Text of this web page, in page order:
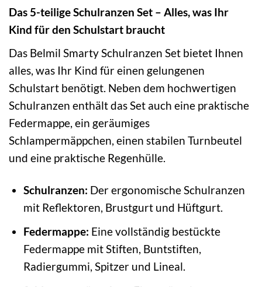
Das 5-teilige Schulranzen Set – Alles, was Ihr
Kind für den Schulstart braucht
Das Belmil Smarty Schulranzen Set bietet Ihnen
alles, was Ihr Kind für einen gelungenen
Schulstart benötigt. Neben dem hochwertigen
Schulranzen enthält das Set auch eine praktische
Federmappe, ein geräumiges
Schlampermäppchen, einen stabilen Turnbeutel
und eine praktische Regenhülle.
Schulranzen: Der ergonomische Schulranzen
mit Reflektoren, Brustgurt und Hüftgurt.
Federmappe: Eine vollständig bestückte
Federmappe mit Stiften, Buntstiften,
Radiergummi, Spitzer und Lineal.